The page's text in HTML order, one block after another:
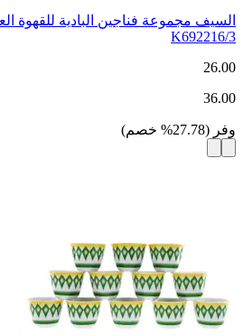
K692216/3
26.00
36.00
وفر (
27.78
% خصم)